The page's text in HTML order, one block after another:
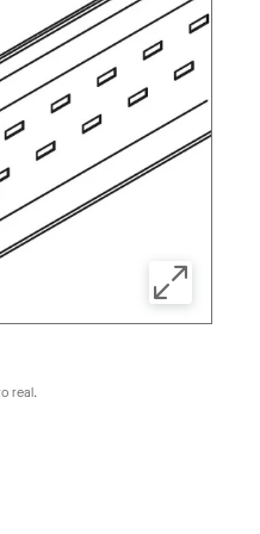
real.